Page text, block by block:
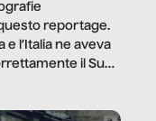
reportage.
e l’Italia ne aveva
il Sud